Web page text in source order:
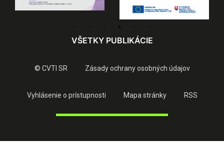
VŠETKY PUBLIKÁCIE
© CVTI SR Zásady ochrany osobných údajov
Vyhlásenie o prístupnosti Mapa stránky RSS